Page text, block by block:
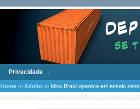
Privacidade
Home -> Adulto -> Miss Brasil aparece em ensaio